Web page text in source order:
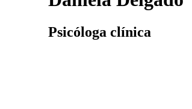
Psicóloga clínica